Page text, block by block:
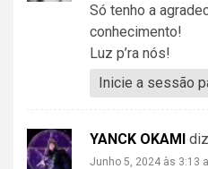
Só tenho a
conhecimento!
Luz p’ra nós!
Inicie a sessão
YANCK OKAMI
Junho 5, 2024 às 3:13